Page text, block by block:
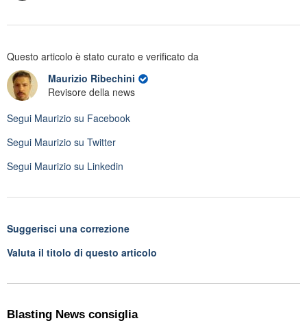
Questo articolo è stato curato e verificato da
Maurizio Ribechini
Revisore della news
Segui Maurizio su Facebook
Segui Maurizio su Twitter
Segui Maurizio su Linkedin
Suggerisci una correzione
Valuta il titolo di questo articolo
Blasting News consiglia